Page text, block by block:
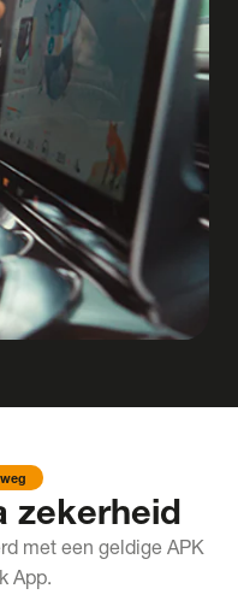
zekerheid
met een geldige APK
App.